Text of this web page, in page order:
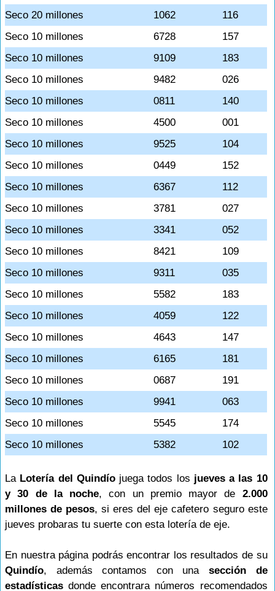
Seco 20 millones
1062
116
Seco 10 millones
6728
157
Seco 10 millones
9109
183
Seco 10 millones
9482
026
Seco 10 millones
0811
140
Seco 10 millones
4500
001
Seco 10 millones
9525
104
Seco 10 millones
0449
152
Seco 10 millones
6367
112
Seco 10 millones
3781
027
Seco 10 millones
3341
052
Seco 10 millones
8421
109
Seco 10 millones
9311
035
Seco 10 millones
5582
183
Seco 10 millones
4059
122
Seco 10 millones
4643
147
Seco 10 millones
6165
181
Seco 10 millones
0687
191
Seco 10 millones
9941
063
Seco 10 millones
5545
174
Seco 10 millones
5382 102
La Lotería del Quindíojuega todos los jueves a las 10
y 30 de la noche, con un premio mayor de 2.000
millones de pesos, si eres del eje cafetero seguro este
jueves probaras tu suerte con esta lotería de eje.
En nuestra página podrás encontrar los resultados de su
Quindío, además contamos con una sección de
estadísticas donde encontrara números recomendados